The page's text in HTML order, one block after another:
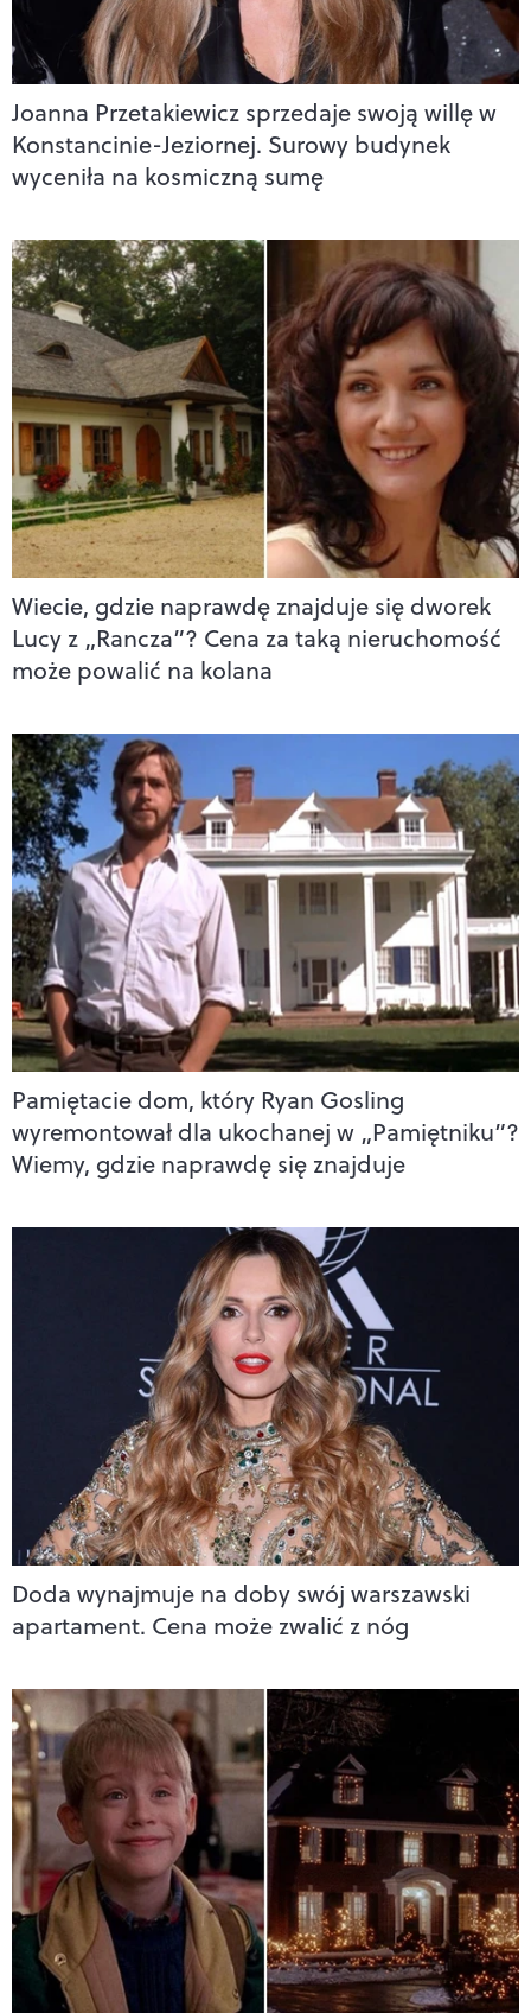
Joanna Przetakiewicz sprzedaje swoją willę w
Konstancinie-Jeziornej. Surowy budynek
wyceniła na kosmiczną sumę
Wiecie, gdzie naprawdę znajduje się dworek
Lucy z „Rancza”? Cena za taką nieruchomość
może powalić na kolana
Pamiętacie dom, który Ryan Gosling
wyremontował dla ukochanej w „Pamiętniku”?
Wiemy, gdzie naprawdę się znajduje
Doda wynajmuje na doby swój warszawski
apartament. Cena może zwalić z nóg